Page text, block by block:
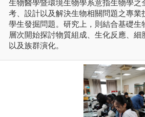
生物醫學暨環境生物學系意指生物學之
考、設計以及解決生物相關問題之專
學生發掘問題。研究上，則結合基礎
層次開始探討物質組成、生化反應、
以及族群演化。